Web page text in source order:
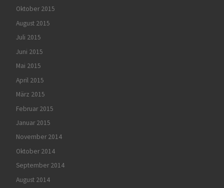
Oktober 2015
August 2015
Juli 2015
Juni 2015
Mai 2015
April 2015
März 2015
Februar 2015
Januar 2015
November 2014
Oktober 2014
September 2014
August 2014